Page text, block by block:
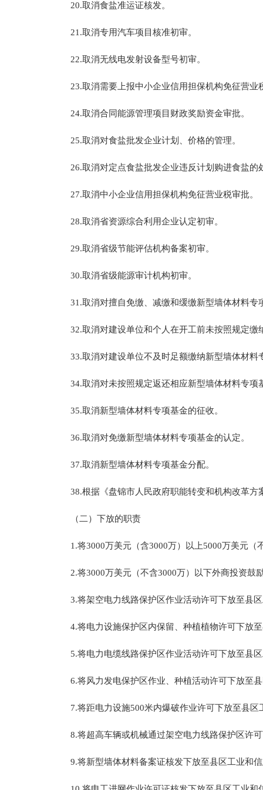
20.取消食盐准运证核发。
21.取消专用汽车项目核准初审。
22.取消无线电发射设备型号初审。
23.取消需要上报中小企业信用担保机构免征营业
24.取消合同能源管理项目财政奖励资金审批。
25.取消对食盐批发企业计划、价格的管理。
26.取消对定点食盐批发企业违反计划购进食盐的
27.取消中小企业信用担保机构免征营业税审批。
28.取消省资源综合利用企业认定初审。
29.取消省级节能评估机构备案初审。
30.取消省级能源审计机构初审。
31.取消对擅自免缴、减缴和缓缴新型墙体材料专
32.取消对建设单位和个人在开工前未按照规定缴
33.取消对建设单位不及时足额缴纳新型墙体材料
34.取消对未按照规定返还相应新型墙体材料专项
35.取消新型墙体材料专项基金的征收。
36.取消对免缴新型墙体材料专项基金的认定。
37.取消新型墙体材料专项基金分配。
38.根据《盘锦市人民政府职能转变和机构改革方
（二）下放的职责
1.将3000万美元（含3000万）以上5000万美元（
2.将3000万美元（不含3000万）以下外商投资鼓
3.将架空电力线路保护区作业活动许可下放至县区
4.将电力设施保护区内保留、种植植物许可下放至
5.将电力电缆线路保护区作业活动许可下放至县区
6.将风力发电保护区作业、种植活动许可下放至县
7.将距电力设施500米内爆破作业许可下放至县区
8.将超高车辆或机械通过架空电力线路保护区许可
9.将新型墙体材料备案证核发下放至县区工业和信